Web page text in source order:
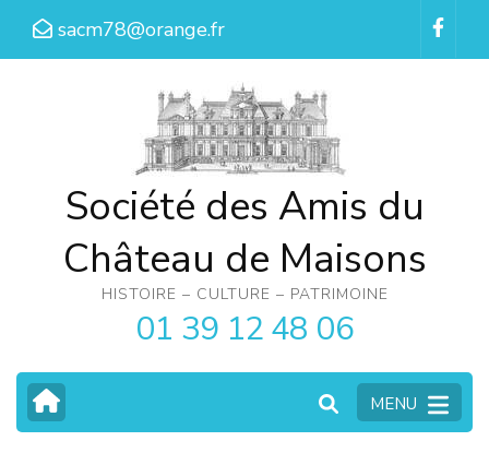
Aller
sacm78@orange.fr
Société des Amis du
Château de Maisons
HISTOIRE – CULTURE – PATRIMOINE
01 39 12 48 06
MENU